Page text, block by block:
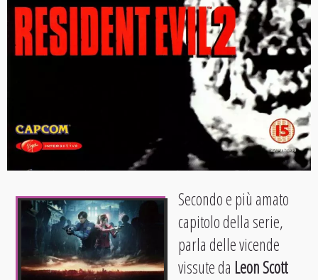
Secondo e più amato
capitolo della serie,
parla delle vicende
vissute da Leon Scott